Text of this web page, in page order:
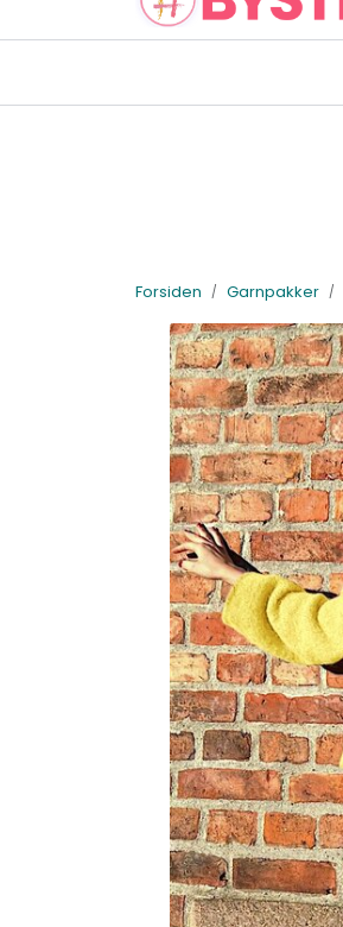
Skip to main content
Forsiden Garnpakker